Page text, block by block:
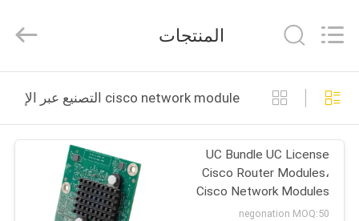
المنزل
المنتجات
فيديوهات
Ltd..
Reserved.
المنتجات
cisco network module التصنيع عبر الإنترنت
UC Bundle UC License
Cisco Router Modules،
Cisco Network Modules
PVDM4-32
negonation MOQ:50